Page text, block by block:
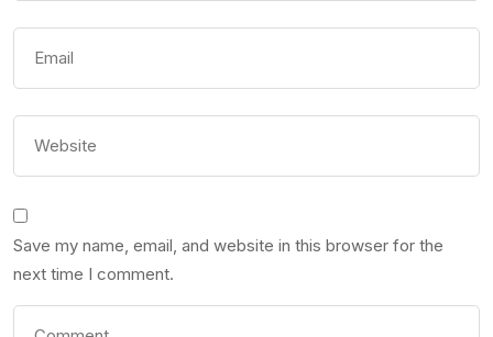
Save my name, email, and website in this browser for the
next time I comment.